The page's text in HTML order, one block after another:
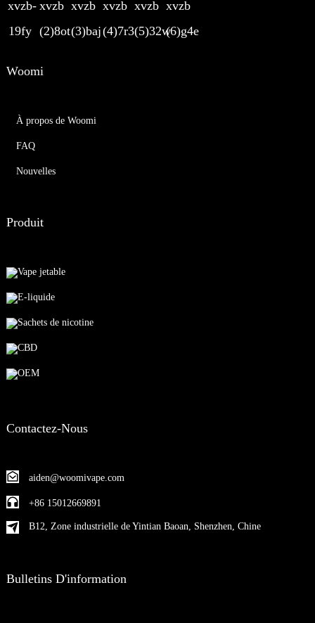
Woomi
À propos de Woomi
FAQ
Nouvelles
Produit
Vape jetable
E-liquide
Sachets de nicotine
CBD
OEM
Contactez-Nous
aiden@woomivape.com
+86 15012669891
B12, Zone industrielle de Yintian Baoan, Shenzhen, Chine
Bulletins D'information